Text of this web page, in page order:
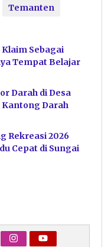
Temanten
Sebagai
Tempat Belajar
Darah di Desa
Kantong Darah
Rekreasi 2026
Cepat di Sungai